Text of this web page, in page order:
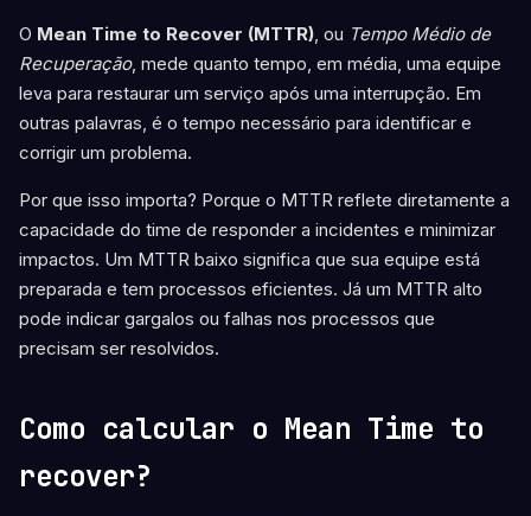
O Mean Time to Recover (MTTR) , ou Tempo Médio de
Recuperação, mede quanto tempo, em média, uma equipe
leva para restaurar um serviço após uma interrupção. Em
outras palavras, é o tempo necessário para identificar e
corrigir um problema.
Por que isso importa? Porque o MTTR reflete diretamente a
capacidade do time de responder a incidentes e minimizar
impactos. Um MTTR baixo significa que sua equipe está
preparada e tem processos eficientes. Já um MTTR alto
pode indicar gargalos ou falhas nos processos que
precisam ser resolvidos.
Como calcular o Mean Time to
recover?